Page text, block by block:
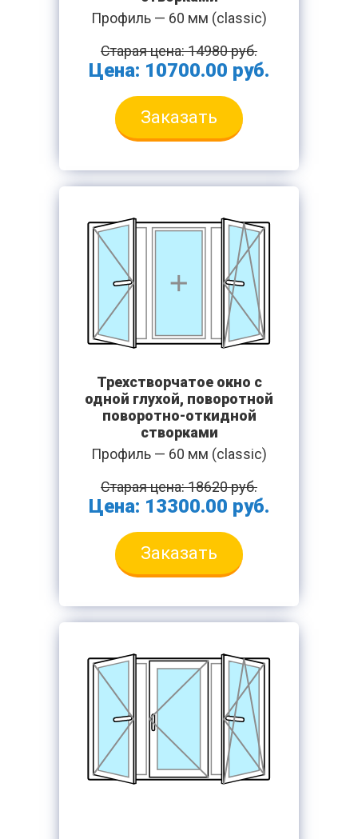
Профиль — 60 мм (classic)
Старая цена: 14980 руб.
Цена: 10700.00 руб.
Заказать
Трехстворчатое окно с
одной глухой, поворотной
поворотно-откидной
створками
Профиль — 60 мм (classic)
Старая цена: 18620 руб.
Цена: 13300.00 руб.
Заказать